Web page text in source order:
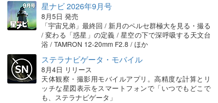
星ナビ 2026年9月号
8月5日 発売
「宇宙兄弟」最終回 / 新月のペルセ群極大を見る・撮る
/ 変わる「惑星」の定義 / 星空の下で深呼吸する天文台
浴 / TAMRON 12-20mm F2.8 / ほか
ステラナビゲータ・モバイル
8月4日 リリース
天体観察・撮影用モバイルアプリ。高精度な計算とリ
ッチな星図表示をスマートフォンで「いつでもどこで
も、ステラナビゲータ」